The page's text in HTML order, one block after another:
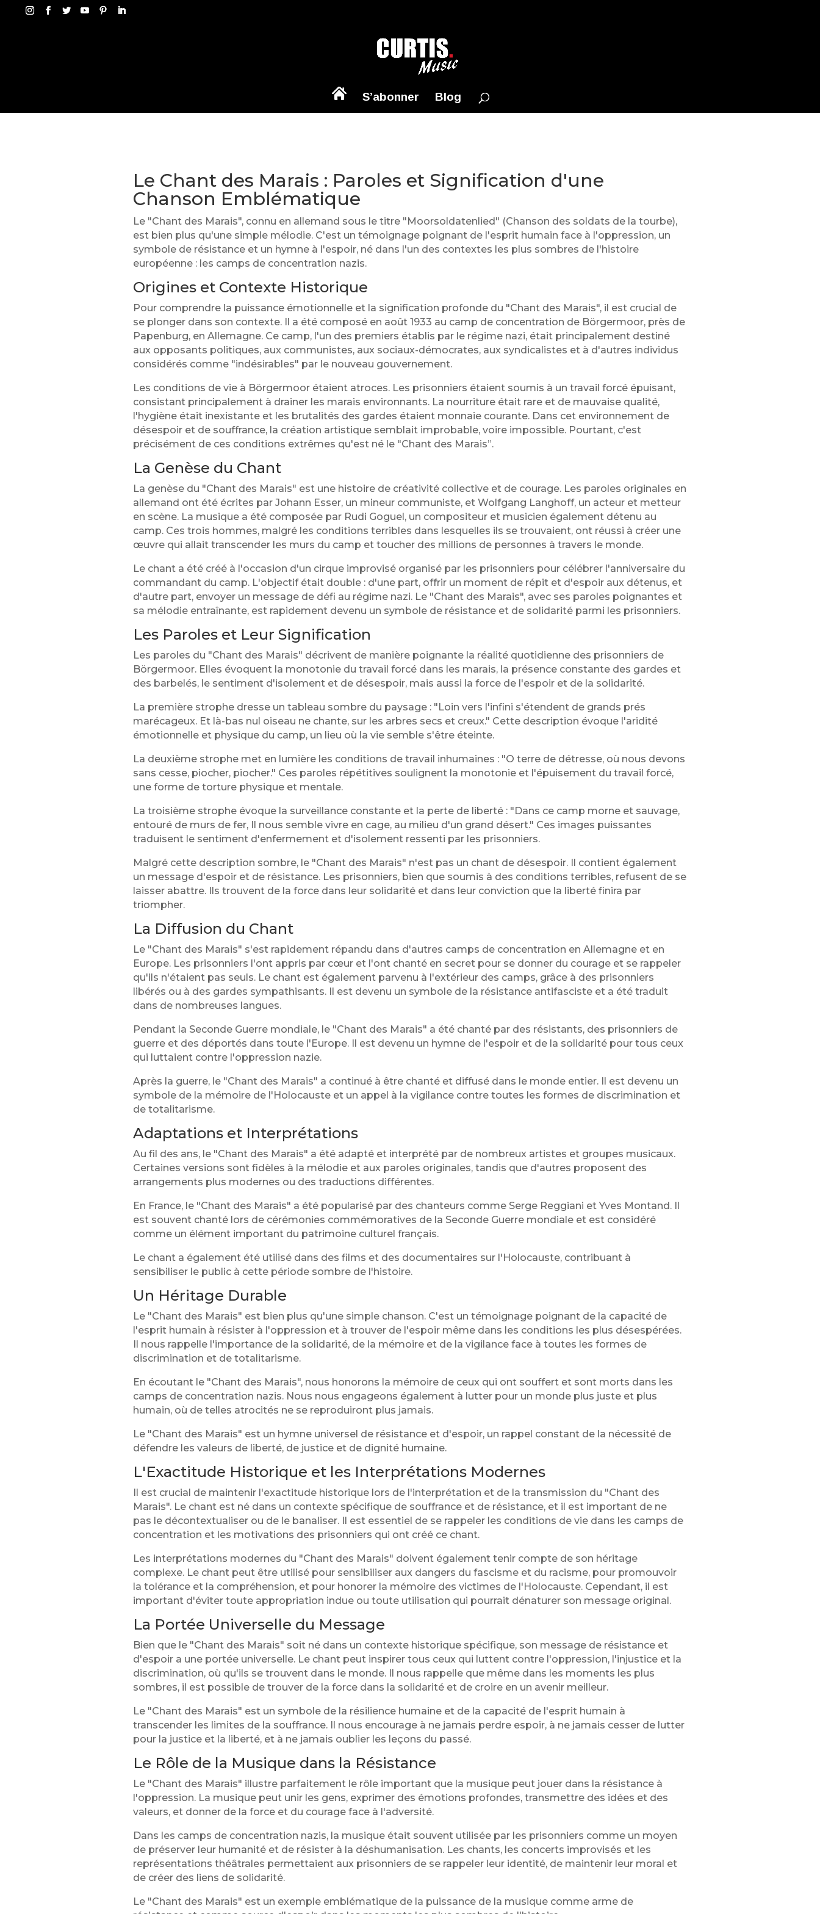
S’abonner Blog
Le Chant des Marais : Paroles et Signification d'une
Chanson Emblématique
Le "Chant des Marais", connu en allemand sous le titre "Moorsoldatenlied" (Chanson des soldats de la tourbe),
est bien plus qu'une simple mélodie. C'est un témoignage poignant de l'esprit humain face à l'oppression, un
symbole de résistance et un hymne à l'espoir, né dans l'un des contextes les plus sombres de l'histoire
européenne : les camps de concentration nazis.
Origines et Contexte Historique
Pour comprendre la puissance émotionnelle et la signification profonde du "Chant des Marais", il est crucial de
se plonger dans son contexte. Il a été composé en août 1933 au camp de concentration de Börgermoor, près de
Papenburg, en Allemagne. Ce camp, l'un des premiers établis par le régime nazi, était principalement destiné
aux opposants politiques, aux communistes, aux sociaux-démocrates, aux syndicalistes et à d'autres individus
considérés comme "indésirables" par le nouveau gouvernement.
Les conditions de vie à Börgermoor étaient atroces. Les prisonniers étaient soumis à un travail forcé épuisant,
consistant principalement à drainer les marais environnants. La nourriture était rare et de mauvaise qualité,
l'hygiène était inexistante et les brutalités des gardes étaient monnaie courante. Dans cet environnement de
désespoir et de souffrance, la création artistique semblait improbable, voire impossible. Pourtant, c'est
précisément de ces conditions extrêmes qu'est né le "Chant des Marais”.
La Genèse du Chant
La genèse du "Chant des Marais" est une histoire de créativité collective et de courage. Les paroles originales en
allemand ont été écrites par Johann Esser, un mineur communiste, et Wolfgang Langhoff, un acteur et metteur
en scène. La musique a été composée par Rudi Goguel, un compositeur et musicien également détenu au
camp. Ces trois hommes, malgré les conditions terribles dans lesquelles ils se trouvaient, ont réussi à créer une
œuvre qui allait transcender les murs du camp et toucher des millions de personnes à travers le monde.
Le chant a été créé à l'occasion d'un cirque improvisé organisé par les prisonniers pour célébrer l'anniversaire du
commandant du camp. L'objectif était double : d'une part, offrir un moment de répit et d'espoir aux détenus, et
d'autre part, envoyer un message de défi au régime nazi. Le "Chant des Marais", avec ses paroles poignantes et
sa mélodie entraînante, est rapidement devenu un symbole de résistance et de solidarité parmi les prisonniers.
Les Paroles et Leur Signification
Les paroles du "Chant des Marais" décrivent de manière poignante la réalité quotidienne des prisonniers de
Börgermoor. Elles évoquent la monotonie du travail forcé dans les marais, la présence constante des gardes et
des barbelés, le sentiment d'isolement et de désespoir, mais aussi la force de l'espoir et de la solidarité.
La première strophe dresse un tableau sombre du paysage : "Loin vers l'infini s'étendent de grands prés
marécageux. Et là-bas nul oiseau ne chante, sur les arbres secs et creux." Cette description évoque l'aridité
émotionnelle et physique du camp, un lieu où la vie semble s'être éteinte.
La deuxième strophe met en lumière les conditions de travail inhumaines : "O terre de détresse, où nous devons
sans cesse, piocher, piocher." Ces paroles répétitives soulignent la monotonie et l'épuisement du travail forcé,
une forme de torture physique et mentale.
La troisième strophe évoque la surveillance constante et la perte de liberté : "Dans ce camp morne et sauvage,
entouré de murs de fer, Il nous semble vivre en cage, au milieu d'un grand désert." Ces images puissantes
traduisent le sentiment d'enfermement et d'isolement ressenti par les prisonniers.
Malgré cette description sombre, le "Chant des Marais" n'est pas un chant de désespoir. Il contient également
un message d'espoir et de résistance. Les prisonniers, bien que soumis à des conditions terribles, refusent de se
laisser abattre. Ils trouvent de la force dans leur solidarité et dans leur conviction que la liberté finira par
triompher.
La Diffusion du Chant
Le "Chant des Marais" s'est rapidement répandu dans d'autres camps de concentration en Allemagne et en
Europe. Les prisonniers l'ont appris par cœur et l'ont chanté en secret pour se donner du courage et se rappeler
qu'ils n'étaient pas seuls. Le chant est également parvenu à l'extérieur des camps, grâce à des prisonniers
libérés ou à des gardes sympathisants. Il est devenu un symbole de la résistance antifasciste et a été traduit
dans de nombreuses langues.
Pendant la Seconde Guerre mondiale, le "Chant des Marais" a été chanté par des résistants, des prisonniers de
guerre et des déportés dans toute l'Europe. Il est devenu un hymne de l'espoir et de la solidarité pour tous ceux
qui luttaient contre l'oppression nazie.
Après la guerre, le "Chant des Marais" a continué à être chanté et diffusé dans le monde entier. Il est devenu un
symbole de la mémoire de l'Holocauste et un appel à la vigilance contre toutes les formes de discrimination et
de totalitarisme.
Adaptations et Interprétations
Au fil des ans, le "Chant des Marais" a été adapté et interprété par de nombreux artistes et groupes musicaux.
Certaines versions sont fidèles à la mélodie et aux paroles originales, tandis que d'autres proposent des
arrangements plus modernes ou des traductions différentes.
En France, le "Chant des Marais" a été popularisé par des chanteurs comme Serge Reggiani et Yves Montand. Il
est souvent chanté lors de cérémonies commémoratives de la Seconde Guerre mondiale et est considéré
comme un élément important du patrimoine culturel français.
Le chant a également été utilisé dans des films et des documentaires sur l'Holocauste, contribuant à
sensibiliser le public à cette période sombre de l'histoire.
Un Héritage Durable
Le "Chant des Marais" est bien plus qu'une simple chanson. C'est un témoignage poignant de la capacité de
l'esprit humain à résister à l'oppression et à trouver de l'espoir même dans les conditions les plus désespérées.
Il nous rappelle l'importance de la solidarité, de la mémoire et de la vigilance face à toutes les formes de
discrimination et de totalitarisme.
En écoutant le "Chant des Marais", nous honorons la mémoire de ceux qui ont souffert et sont morts dans les
camps de concentration nazis. Nous nous engageons également à lutter pour un monde plus juste et plus
humain, où de telles atrocités ne se reproduiront plus jamais.
Le "Chant des Marais" est un hymne universel de résistance et d'espoir, un rappel constant de la nécessité de
défendre les valeurs de liberté, de justice et de dignité humaine.
L'Exactitude Historique et les Interprétations Modernes
Il est crucial de maintenir l'exactitude historique lors de l'interprétation et de la transmission du "Chant des
Marais". Le chant est né dans un contexte spécifique de souffrance et de résistance, et il est important de ne
pas le décontextualiser ou de le banaliser. Il est essentiel de se rappeler les conditions de vie dans les camps de
concentration et les motivations des prisonniers qui ont créé ce chant.
Les interprétations modernes du "Chant des Marais" doivent également tenir compte de son héritage
complexe. Le chant peut être utilisé pour sensibiliser aux dangers du fascisme et du racisme, pour promouvoir
la tolérance et la compréhension, et pour honorer la mémoire des victimes de l'Holocauste. Cependant, il est
important d'éviter toute appropriation indue ou toute utilisation qui pourrait dénaturer son message original.
La Portée Universelle du Message
Bien que le "Chant des Marais" soit né dans un contexte historique spécifique, son message de résistance et
d'espoir a une portée universelle. Le chant peut inspirer tous ceux qui luttent contre l'oppression, l'injustice et la
discrimination, où qu'ils se trouvent dans le monde. Il nous rappelle que même dans les moments les plus
sombres, il est possible de trouver de la force dans la solidarité et de croire en un avenir meilleur.
Le "Chant des Marais" est un symbole de la résilience humaine et de la capacité de l'esprit humain à
transcender les limites de la souffrance. Il nous encourage à ne jamais perdre espoir, à ne jamais cesser de lutter
pour la justice et la liberté, et à ne jamais oublier les leçons du passé.
Le Rôle de la Musique dans la Résistance
Le "Chant des Marais" illustre parfaitement le rôle important que la musique peut jouer dans la résistance à
l'oppression. La musique peut unir les gens, exprimer des émotions profondes, transmettre des idées et des
valeurs, et donner de la force et du courage face à l'adversité.
Dans les camps de concentration nazis, la musique était souvent utilisée par les prisonniers comme un moyen
de préserver leur humanité et de résister à la déshumanisation. Les chants, les concerts improvisés et les
représentations théâtrales permettaient aux prisonniers de se rappeler leur identité, de maintenir leur moral et
de créer des liens de solidarité.
Le "Chant des Marais" est un exemple emblématique de la puissance de la musique comme arme de